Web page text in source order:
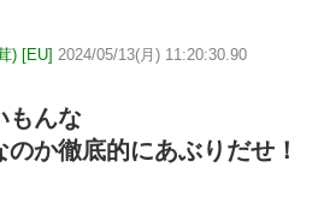
) [EU] 2024/05/13(月) 11:20:30.90
もんな
か徹底的にあぶりだせ！